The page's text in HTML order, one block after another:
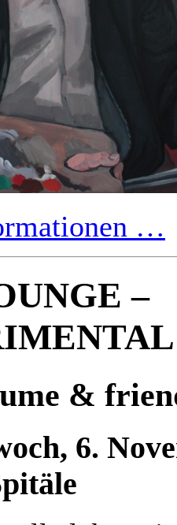
…
–
&
6.